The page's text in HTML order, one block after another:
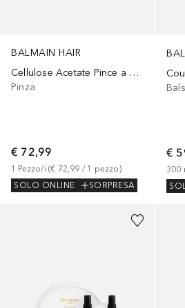
BALMAIN HAIR
Cellulose Acetate Pince a Cheveux Extra Small Black/White
Pinza
€ 72,99
1 Pezzo/i (€ 72,99 / 1 pezzo)
SOLO ONLINE
SORPRESA
€
300